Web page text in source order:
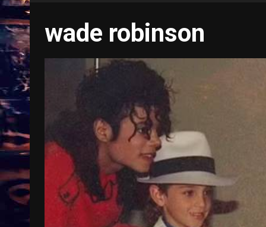
wade robinson
Treinkaartjes worden duurder,
abonnementen verdwijnen
9 months ago